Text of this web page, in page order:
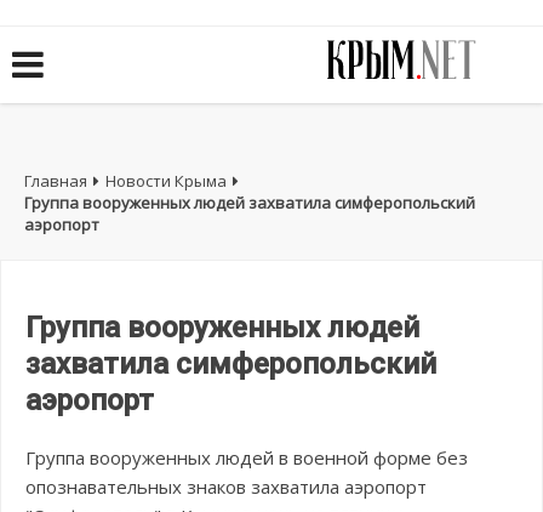
Главная
Новости Крыма
Группа вооруженных людей захватила симферопольский
аэропорт
Группа вооруженных людей
захватила симферопольский
аэропорт
Группа вооруженных людей в военной форме без
опознавательных знаков захватила аэропорт